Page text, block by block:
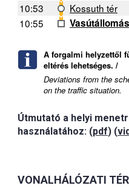
10:53
Kossuth tér
10:55
Vasútállomás
A forgalmi helyzettől
eltérés lehetséges. /
Deviations from the
on the traffic situation.
Útmutató a helyi
használatához: (pdf) (
VONALHÁLÓZATI